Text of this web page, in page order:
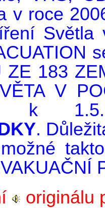
v roce
Světla
ZE 183
V
k
.
originálu